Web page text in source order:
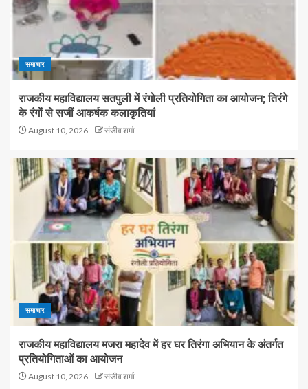
समाचार
राजकीय महाविद्यालय सतपुली में रंगोली प्रतियोगिता का आयोजन; तिरंगे
के रंगों से सजीं आकर्षक कलाकृतियां
August 10, 2026 संजीव शर्मा
समाचार
राजकीय महाविद्यालय मजरा महादेव में हर घर तिरंगा अभियान के अंतर्गत
प्रतियोगिताओं का आयोजन
August 10, 2026 संजीव शर्मा